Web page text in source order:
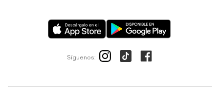
Síguenos: